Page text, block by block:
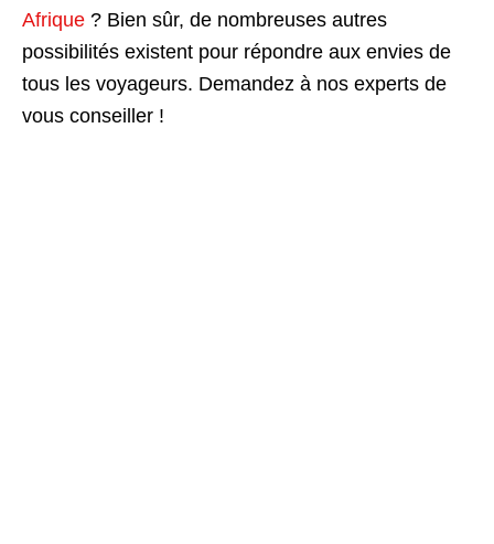
Afrique ? Bien sûr, de nombreuses autres
possibilités existent pour répondre aux envies de
tous les voyageurs. Demandez à nos experts de
vous conseiller !